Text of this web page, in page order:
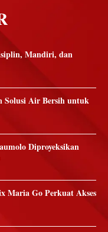
Mandiri, dan
Solusi Air Bersih untuk
Diproyeksikan
Maria Go Perkuat Akses